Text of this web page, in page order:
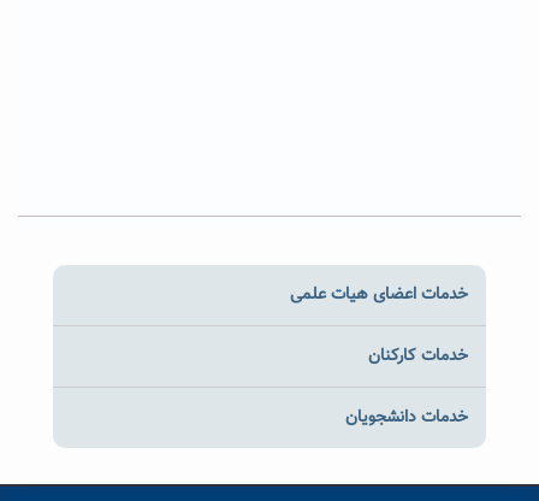
خدمات اعضای هیات علمی
خدمات کارکنان
خدمات دانشجویان